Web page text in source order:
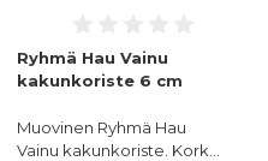
Ryhmä Hau Vainu
kakunkoriste 6 cm
Muovinen Ryhmä Hau
Vainu kakunkoriste. Kork…